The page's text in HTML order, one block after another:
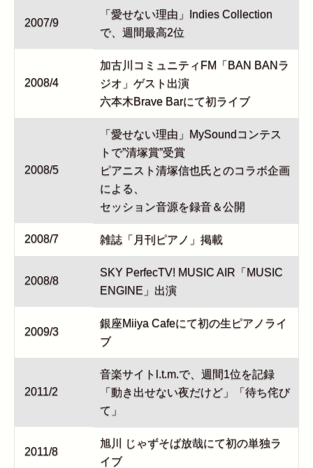
2007/9
「愛せない理由」Indies Collection
で、週間最高2位
2008/4
加古川コミュニティFM「BAN BANラ
ジオ」ゲスト出演
六本木Brave Barにて初ライブ
2008/5
「愛せない理由」MySoundコンテス
トで”清塚賞”受賞
ピアニスト清塚信也氏とのコラボ企画
による、
セッション音源を録音＆公開
2008/7 雑誌「月刊ピアノ」掲載
2008/8
SKY PerfecTV! MUSIC AIR「MUSIC
ENGINE」出演
2009/3
銀座Miiya Cafeにて初の生ピアノライ
ブ
2011/2
音楽サイトl.t.m.で、週間1位を記録
「動き出せない夜だけど」「待ち侘び
て」
2011/8
旭川 じゃずそば放哉にて初の単独ラ
イブ